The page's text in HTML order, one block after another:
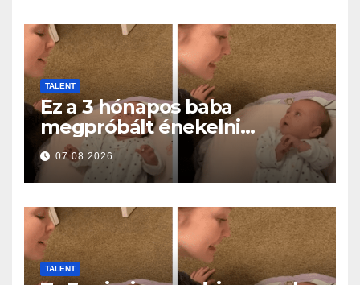
TALENT
Ez a 3 hónapos baba
megpróbált énekelni
anyával… és milliók szívét
olvasztotta meg
07.08.2026
TALENT